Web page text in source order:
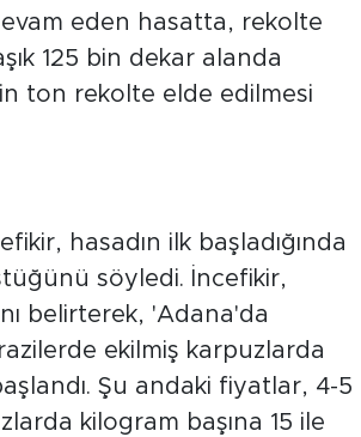
eden hasatta, rekolte
125 bin dekar alanda
ton rekolte elde edilmesi
hasadın ilk başladığında
söyledi. İncefikir,
belirterek, 'Adana'da
ekilmiş karpuzlarda
Şu andaki fiyatlar, 4-5
kilogram başına 15 ile